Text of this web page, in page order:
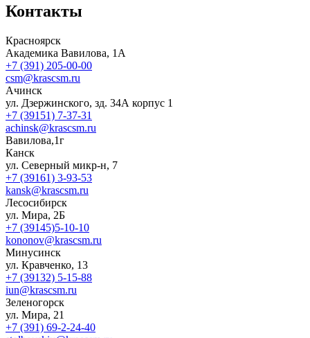
Контакты
Красноярск
Академика Вавилова, 1А
+7 (391) 205-00-00
csm@krascsm.ru
Ачинск
ул. Дзержинского, зд. 34А корпус 1
+7 (39151) 7-37-31
achinsk@krascsm.ru
Вавилова,1г
Канск
ул. Северный микр-н, 7
+7 (39161) 3-93-53
kansk@krascsm.ru
Лесосибирск
ул. Мира, 2Б
+7 (39145)5-10-10
kononov@krascsm.ru
Минусинск
ул. Кравченко, 13
+7 (39132) 5-15-88
iun@krascsm.ru
Зеленогорск
ул. Мира, 21
+7 (391) 69-2-24-40